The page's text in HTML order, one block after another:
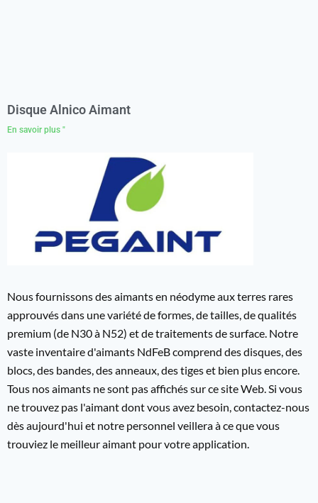
Disque Alnico Aimant
En savoir plus "
Nous fournissons des aimants en néodyme aux terres rares
approuvés dans une variété de formes, de tailles, de qualités
premium (de N30 à N52) et de traitements de surface. Notre
vaste inventaire d'aimants NdFeB comprend des disques, des
blocs, des bandes, des anneaux, des tiges et bien plus encore.
Tous nos aimants ne sont pas affichés sur ce site Web. Si vous
ne trouvez pas l'aimant dont vous avez besoin, contactez-nous
dès aujourd'hui et notre personnel veillera à ce que vous
trouviez le meilleur aimant pour votre application.